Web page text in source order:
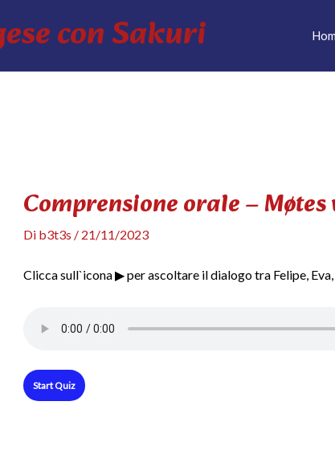
con Sakuri
Comprensione orale –
Di b3t3s / 21/11/2023
Clicca sull`icona ▶ per ascoltare il dialogo tra Felipe,